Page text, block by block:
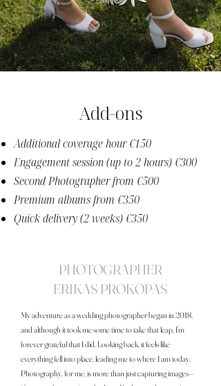
Add-ons
Additional coverage hour €150
Engagement session (up to 2 hours) €300
Second Photographer from €500
Premium albums from €350
Quick delivery (2 weeks) €350
PHOTOGRAPHER
ERIKAS PROKOPAS
My adventure as a wedding photographer began in 2018,
and although it took me some time to take that leap, I’m
forever grateful that I did. Looking back, it feels like
everything fell into place, leading me to where I am today.
Photography, for me, is more than just capturing images—